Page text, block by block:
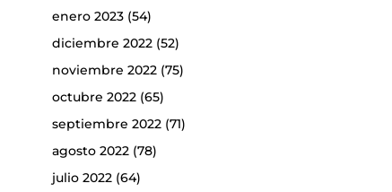
enero 2023(54)
diciembre 2022(52)
noviembre 2022(75)
octubre 2022(65)
septiembre 2022(71)
agosto 2022(78)
julio 2022(64)